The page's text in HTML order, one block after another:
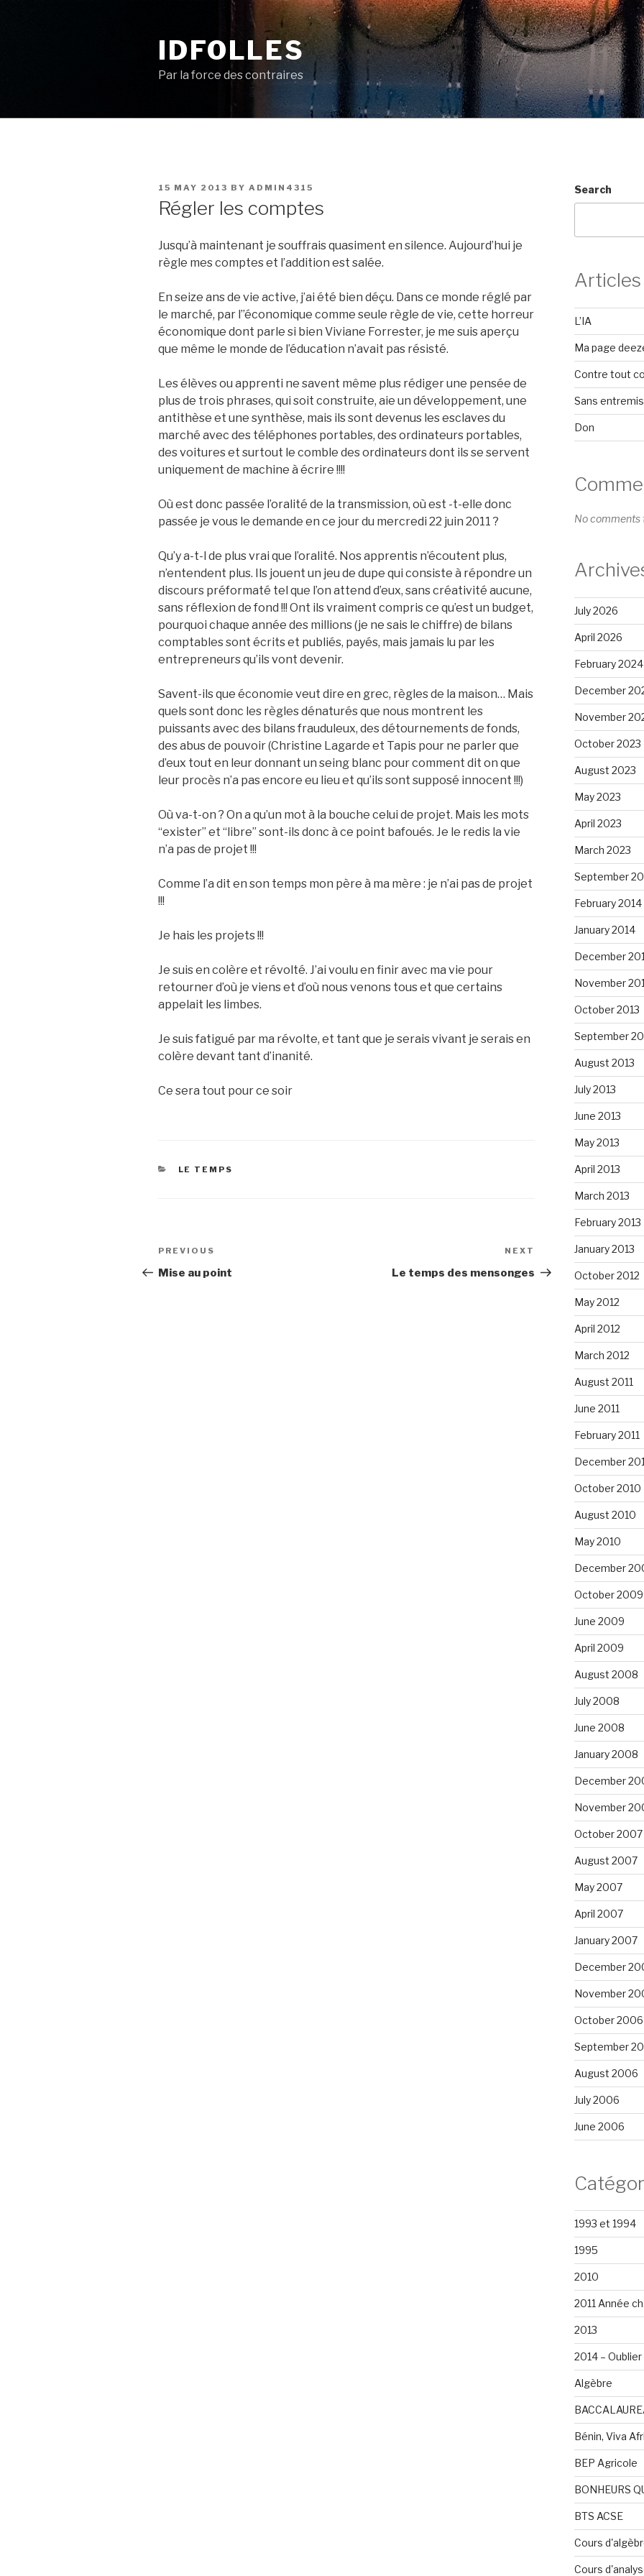
IDFOLLES
Par la force des contraires
POSTED
15 MAY 2013 BY ADMIN4315
Régler les comptes
Jusqu’à maintenant je souffrais quasiment en silence. Aujourd’hui je
règle mes comptes et l’addition est salée.
En seize ans de vie active, j’ai été bien déçu. Dans ce monde réglé par
le marché, par l”économique comme seule règle de vie, cette horreur
économique dont parle si bien Viviane Forrester, je me suis aperçu
que même le monde de l’éducation n’avait pas résisté.
Les élèves ou apprenti ne savent même plus rédiger une pensée de
plus de trois phrases, qui soit construite, aie un développement, une
antithèse et une synthèse, mais ils sont devenus les esclaves du
marché avec des téléphones portables, des ordinateurs portables,
des voitures et surtout le comble des ordinateurs dont ils se servent
uniquement de machine à écrire !!!!
Où est donc passée l’oralité de la transmission, où est -t-elle donc
passée je vous le demande en ce jour du mercredi 22 juin 2011 ?
Qu’y a-t-l de plus vrai que l’oralité. Nos apprentis n’écoutent plus,
n’entendent plus. Ils jouent un jeu de dupe qui consiste à répondre un
discours préformaté tel que l’on attend d’eux, sans créativité aucune,
sans réflexion de fond !!! Ont ils vraiment compris ce qu’est un budget,
pourquoi chaque année des millions (je ne sais le chiffre) de bilans
comptables sont écrits et publiés, payés, mais jamais lu par les
entrepreneurs qu’ils vont devenir.
Savent-ils que économie veut dire en grec, règles de la maison… Mais
quels sont donc les règles dénaturés que nous montrent les
puissants avec des bilans frauduleux, des détournements de fonds,
des abus de pouvoir (Christine Lagarde et Tapis pour ne parler que
d’eux tout en leur donnant un seing blanc pour comment dit on que
leur procès n’a pas encore eu lieu et qu’ils sont supposé innocent !!!)
Où va-t-on ? On a qu’un mot à la bouche celui de projet. Mais les mots
“exister” et “libre” sont-ils donc à ce point bafoués. Je le redis la vie
n’a pas de projet !!!
Comme l’a dit en son temps mon père à ma mère : je n’ai pas de projet
!!!
Je hais les projets !!!
Je suis en colère et révolté. J’ai voulu en finir avec ma vie pour
retourner d’où je viens et d’où nous venons tous et que certains
appelait les limbes.
Je suis fatigué par ma révolte, et tant que je serais vivant je serais en
colère devant tant d’inanité.
Ce sera tout pour ce soir
CATEGORIES
LE TEMPS
Post
navigation
Previous
Post
PREVIOUS
Mise au point
Post
NEXT
Le temps des mensonges
Search
L’IA
Ma page
Contre tout
Sans
Don
No comments
July 2026
April 2026
February 2024
December
November
October 2023
August 2023
May 2023
April 2023
March 2023
September
February 2014
January 2014
December
November
October 2013
September
August 2013
July 2013
June 2013
May 2013
April 2013
March 2013
February 2013
January 2013
October 2012
May 2012
April 2012
March 2012
August 2011
June 2011
February 2011
December
October 2010
August 2010
May 2010
December
October 2009
June 2009
April 2009
August 2008
July 2008
June 2008
January 2008
December
November
October 2007
August 2007
May 2007
April 2007
January 2007
December
November
October 2006
September
August 2006
July 2006
June 2006
1993 et 1994
1995
2010
2011 Année
2013
2014 –
Algèbre
Bénin, Viva
BEP Agricole
BONHEURS
BTS ACSE
Cours
Cours